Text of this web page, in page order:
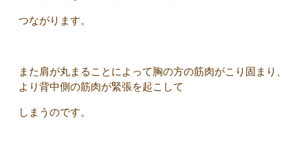
つながります。
また肩が丸まることによって胸の方の筋肉がこり固まり、
より背中側の筋肉が緊張を起こして
しまうのです。